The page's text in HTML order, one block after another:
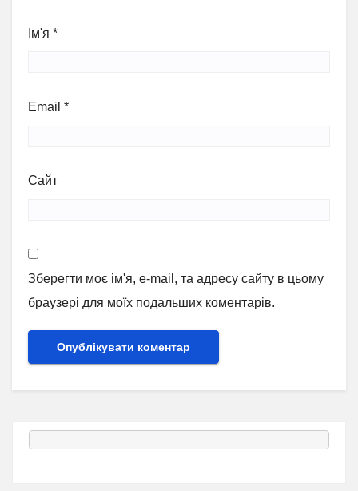
Ім'я *
Email *
Сайт
Зберегти моє ім'я, e-mail, та адресу сайту в цьому
браузері для моїх подальших коментарів.